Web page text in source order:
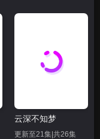
77
86
云深不知梦
更新至21集|共26集